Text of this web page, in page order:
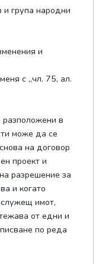
група народни
и
с „чл. 75, ал.
разположени в
може да се
на договор
проект и
разрешение за
и когато
имот,
от едни и
по реда